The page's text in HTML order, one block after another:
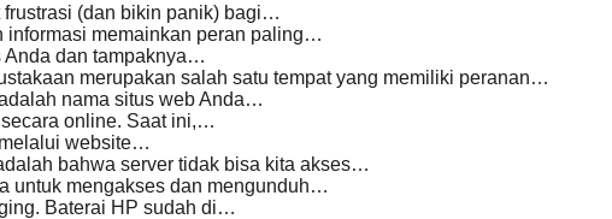
frustrasi (dan bikin panik) bagi…
informasi memainkan peran paling…
Anda dan tampaknya…
merupakan salah satu tempat yang memiliki peranan…
nama situs web Anda…
online. Saat ini,…
website…
bahwa server tidak bisa kita akses…
untuk mengakses dan mengunduh…
Baterai HP sudah di…